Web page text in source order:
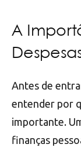
A
Antes de
entender por
importante.
finanças